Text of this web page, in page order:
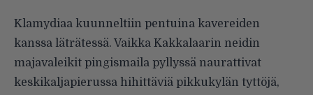
Klamydiaa kuunnel­tiin pentuina kavereiden
kanssa läträtessä. Vaikka Kakkalaarin neidin
majavaleikit pingismaila pyllyssä naurattivat
keskikaljapierussa hihittäviä pikkukylän tyttöjä,